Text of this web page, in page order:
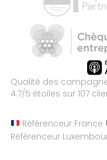
Qualité des
4.7/5 étoiles sur 107
Référenceur France
Référenceur